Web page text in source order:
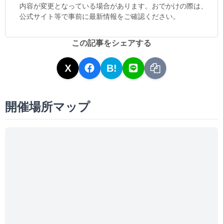
内容が変更となっている場合があります。おでかけの際は、
公式サイト等で事前に最新情報をご確認ください。
この記事をシェアする
X B!
開催場所マップ